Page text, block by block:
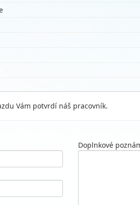
Vám potvrdí náš pracovník.
Doplnkové